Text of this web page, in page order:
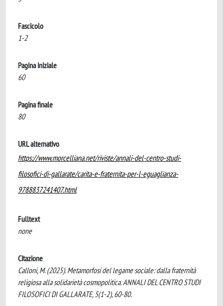
Fascicolo
1-2
Pagina iniziale
60
Pagina finale
80
URL alternativo
https://www.morcelliana.net/riviste/annali-del-centro-studi-
filosofici-di-gallarate/carita-e-fraternita-per-l-eguaglianza-
9788837241407.html
Fulltext
none
Citazione
Calloni, M. (2025). Metamorfosi del legame sociale: dalla fraternità
religiosa alla solidarietà cosmopolitica. ANNALI DEL CENTRO STUDI
FILOSOFICI DI GALLARATE, 5(1-2), 60-80.